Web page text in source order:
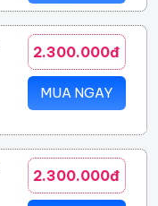
2.300.000đ
MUA NGAY
2.300.000đ